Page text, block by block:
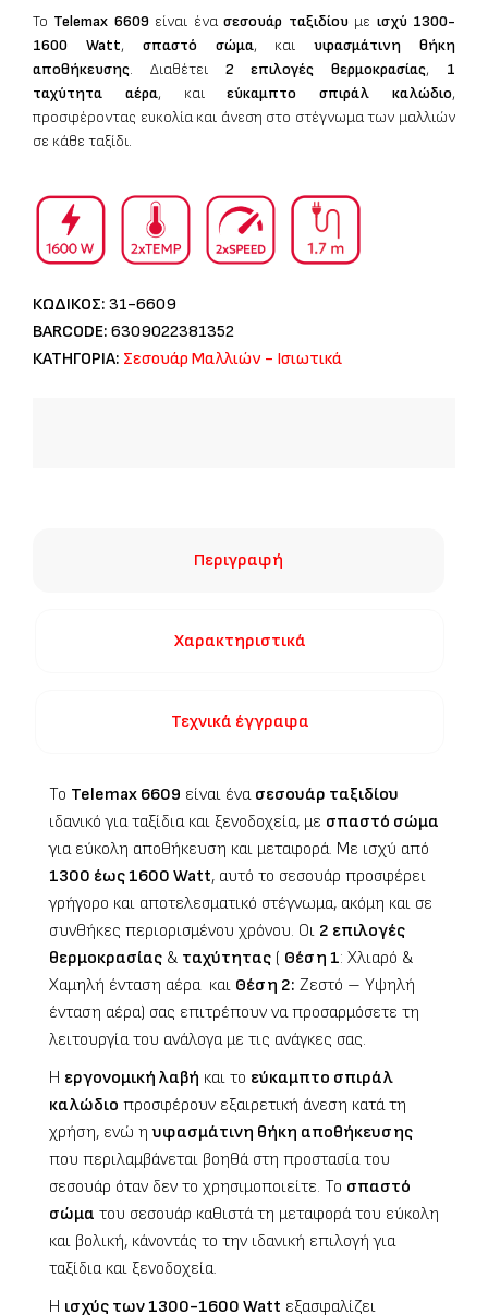
Το Telemax 6609είναι ένασεσουάρ ταξιδίουμε ισχύ 1300-
1600 Watt, σπαστό σώμα, καιυφασμάτινη θήκη
αποθήκευσης. Διαθέτει 2 επιλογές θερμοκρασίας, 1
ταχύτητα αέρα, καιεύκαμπτο σπιράλ καλώδιο,
προσφέροντας ευκολία και άνεση στο στέγνωμα των μαλλιών
σε κάθε ταξίδι.
ΚΩΔΙΚΟΣ: 31-6609
BARCODE: 6309022381352
ΚΑΤΗΓΟΡΙΑ: Σεσουάρ Μαλλιών - Ισιωτικά
Περιγραφή
Χαρακτηριστικά
Τεχνικά έγγραφα
Το Telemax 6609 είναι ένα σεσουάρ ταξιδίου
ιδανικό για ταξίδια και ξενοδοχεία, με σπαστό σώμα
για εύκολη αποθήκευση και μεταφορά. Με ισχύ από
1300 έως 1600 Watt, αυτό το σεσουάρ προσφέρει
γρήγορο και αποτελεσματικό στέγνωμα, ακόμη και σε
συνθήκες περιορισμένου χρόνου. Οι 2 επιλογές
θερμοκρασίας & ταχύτητας ( Θέση 1: Χλιαρό &
Χαμηλή ένταση αέρα και Θέση 2: Ζεστό – Υψηλή
ένταση αέρα) σας επιτρέπουν να προσαρμόσετε τη
λειτουργία του ανάλογα με τις ανάγκες σας.
Η εργονομική λαβή και το εύκαμπτο σπιράλ
καλώδιο προσφέρουν εξαιρετική άνεση κατά τη
χρήση, ενώ ηυφασμάτινη θήκη αποθήκευσης
που περιλαμβάνεται βοηθά στη προστασία του
σεσουάρ όταν δεν το χρησιμοποιείτε. Το σπαστό
σώμα του σεσουάρ καθιστά τη μεταφορά του εύκολη
και βολική, κάνοντάς το την ιδανική επιλογή για
ταξίδια και ξενοδοχεία.
Η ισχύς των 1300-1600 Watt εξασφαλίζει